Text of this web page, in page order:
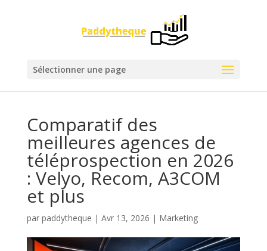
Sélectionner une page
Comparatif des
meilleures agences de
téléprospection en 2026
: Velyo, Recom, A3COM
et plus
par paddytheque | Avr 13, 2026 | Marketing